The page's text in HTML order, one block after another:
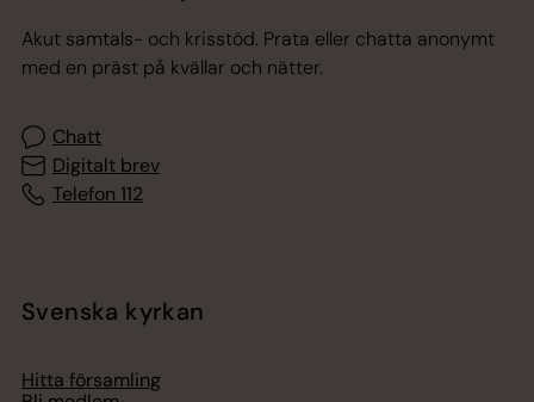
Akut samtals- och krisstöd. Prata eller chatta anonymt
med en präst på kvällar och nätter.
Chatt
Digitalt brev
Telefon 112
Svenska kyrkan
Hitta församling